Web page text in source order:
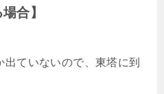
合】
ていないので、東塔に到